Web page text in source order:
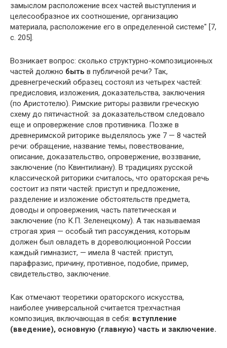
замыслом расположение всех частей выступления и
целесообразное их соотношение, организацию
материала, расположение его в определенной системе" [7,
с. 205].
Возникает вопрос: сколько структурно-композиционных
частей должно быть в публичной речи? Так,
древнегреческий образец состоял из четырех частей:
предисловия, изложения, доказательства, заключения
(по Аристотелю). Римские риторы развили греческую
схему до пятичастной: за доказательством следовало
еще и опровержение слов противника. Позже в
древнеримской риторике выделялось уже 7 — 8 частей
речи: обращение, название темы, повествование,
описание, доказательство, опровержение, воззвание,
заключение (по Квинтилиану). В традициях русской
классической риторики считалось, что ораторская речь
состоит из пяти частей: приступ и предложение,
разделение и изложение обстоятельств предмета,
доводы и опровержения, часть патетическая и
заключение (по К.П. Зеленецкому). А так называемая
строгая хрия — особый тип рассуждения, которым
должен был овладеть в дореволюционной России
каждый гимназист, — имела 8 частей: приступ,
парафразис, причину, противное, подобие, пример,
свидетельство, заключение.
Как отмечают теоретики ораторского искусства,
наиболее универсальной считается трехчастная
композиция, включающая в себя: вступление
(введение), основную (главную) часть и заключение.